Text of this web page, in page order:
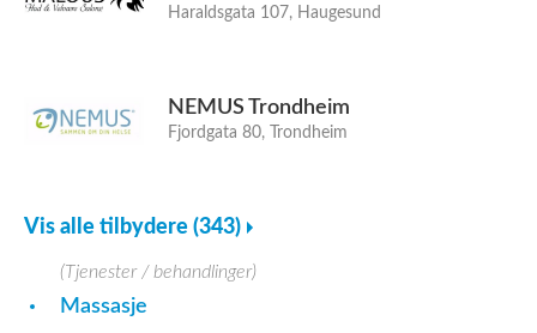
Haraldsgata 107, Haugesund
NEMUS Trondheim
Fjordgata 80, Trondheim
Vis alle tilbydere (343)
(Tjenester / behandlinger)
Massasje